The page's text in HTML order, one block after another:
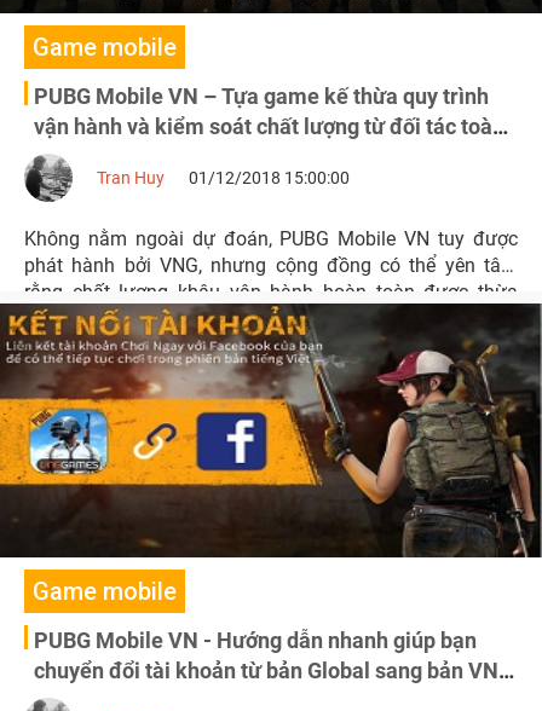
Game mobile
PUBG Mobile VN – Tựa game kế thừa quy trình
vận hành và kiểm soát chất lượng từ đối tác toàn
cầu
Không nằm ngoài dự đoán, PUBG Mobile VN tuy được
phát hành bởi VNG, nhưng cộng đồng có thể yên tâm
rằng chất lượng khâu vận hành hoàn toàn được thừa
hưởng từ đối tác quốc tế Tencent và Bluehole.
Game mobile
PUBG Mobile VN - Hướng dẫn nhanh giúp bạn
chuyển đổi tài khoản từ bản Global sang bản VN